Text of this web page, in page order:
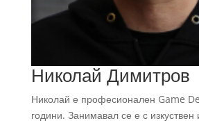
Николай Димитров
Николай е професионален Game
години. Занимавал се е с изкуствен